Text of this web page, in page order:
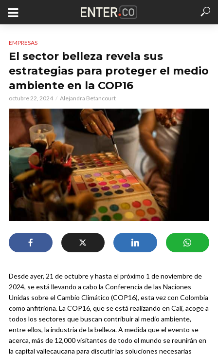
EMPRESAS
El sector belleza revela sus
estrategias para proteger el medio
ambiente en la COP16
octubre 22, 2024 Alejandra Betancourt
Desde ayer, 21 de octubre y hasta el próximo 1 de noviembre de
2024, se está llevando a cabo la Conferencia de las Naciones
Unidas sobre el Cambio Climático (COP16), esta vez con Colombia
como anfitriona. La COP16, que se está realizando en Cali, acoge a
todos los sectores que buscan contribuir al medio ambiente,
entre ellos, la industria de la belleza.A medida que el evento se
acerca, más de 12,000 visitantes de todo el mundo se reunirán en
la capital vallecaucana para discutir las soluciones necesarias